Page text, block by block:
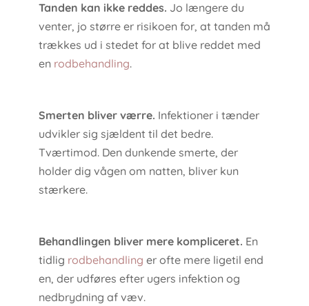
Tanden kan ikke reddes. Jo længere du
venter, jo større er risikoen for, at tanden må
trækkes ud i stedet for at blive reddet med
en rodbehandling.
Smerten bliver værre. Infektioner i tænder
udvikler sig sjældent til det bedre.
Tværtimod. Den dunkende smerte, der
holder dig vågen om natten, bliver kun
stærkere.
Behandlingen bliver mere kompliceret. En
tidlig rodbehandling er ofte mere ligetil end
en, der udføres efter ugers infektion og
nedbrydning af væv.